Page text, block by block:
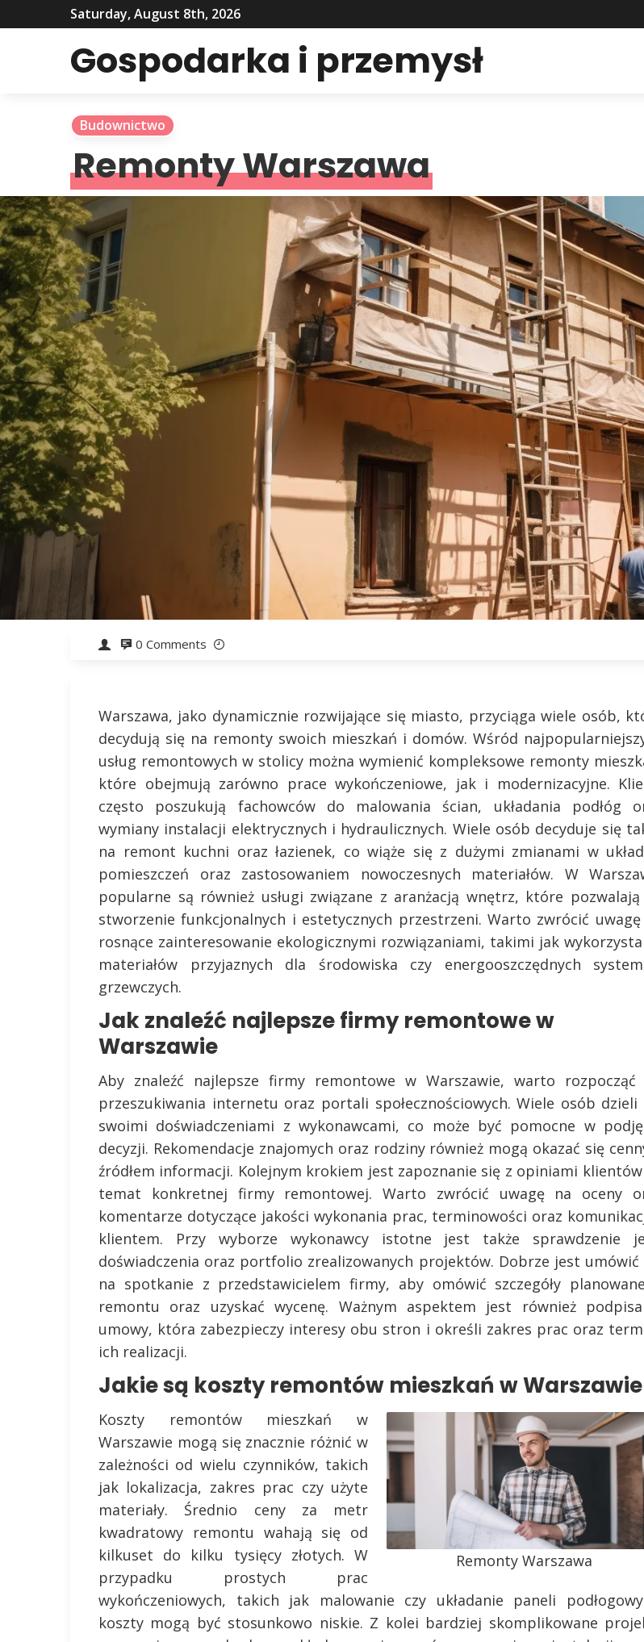
Saturday, August 8th, 2026
Gospodarka i przemysł
Budownictwo
Remonty Warszawa
0 Comments
Warszawa, jako dynamicznie rozwijające się miasto, przyciąga wiele osób,
decydują się na remonty swoich mieszkań i domów. Wśród
usług remontowych w stolicy można wymienić kompleksowe remonty
które obejmują zarówno prace wykończeniowe, jak i modernizacyjne.
często poszukują fachowców do malowania ścian, układania podłóg
wymiany instalacji elektrycznych i hydraulicznych. Wiele osób decyduje się
na remont kuchni oraz łazienek, co wiąże się z dużymi zmianami w
pomieszczeń oraz zastosowaniem nowoczesnych materiałów. W
popularne są również usługi związane z aranżacją wnętrz, które pozwalają
stworzenie funkcjonalnych i estetycznych przestrzeni. Warto zwrócić uwagę
rosnące zainteresowanie ekologicznymi rozwiązaniami, takimi jak
materiałów przyjaznych dla środowiska czy energooszczędnych
grzewczych.
Jak znaleźć najlepsze firmy remontowe w
Warszawie
Aby znaleźć najlepsze firmy remontowe w Warszawie, warto rozpocząć
przeszukiwania internetu oraz portali społecznościowych. Wiele osób dzieli
swoimi doświadczeniami z wykonawcami, co może być pomocne w
decyzji. Rekomendacje znajomych oraz rodziny również mogą okazać się
źródłem informacji. Kolejnym krokiem jest zapoznanie się z opiniami
temat konkretnej firmy remontowej. Warto zwrócić uwagę na oceny
komentarze dotyczące jakości wykonania prac, terminowości oraz
klientem. Przy wyborze wykonawcy istotne jest także sprawdzenie
doświadczenia oraz portfolio zrealizowanych projektów. Dobrze jest umówić
na spotkanie z przedstawicielem firmy, aby omówić szczegóły
remontu oraz uzyskać wycenę. Ważnym aspektem jest również
umowy, która zabezpieczy interesy obu stron i określi zakres prac oraz
ich realizacji.
Jakie są koszty remontów mieszkań w Warszawie
Remonty Warszawa
Koszty remontów mieszkań w
Warszawie mogą się znacznie różnić w
zależności od wielu czynników, takich
jak lokalizacja, zakres prac czy użyte
materiały. Średnio ceny za metr
kwadratowy remontu wahają się od
kilkuset do kilku tysięcy złotych. W
przypadku prostych prac
wykończeniowych, takich jak malowanie czy układanie paneli
koszty mogą być stosunkowo niskie. Z kolei bardziej skomplikowane